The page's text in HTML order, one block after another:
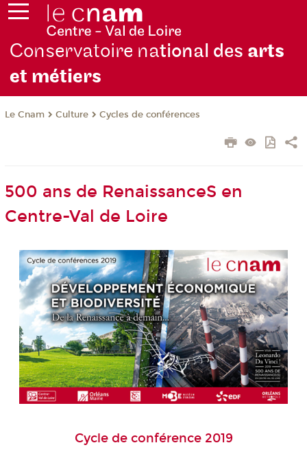
Conservatoire national des arts
et métiers
Le Cnam Culture Cycles de conférences
500 ans de RenaissanceS en
Centre-Val de Loire
Cycle de conférence 2019